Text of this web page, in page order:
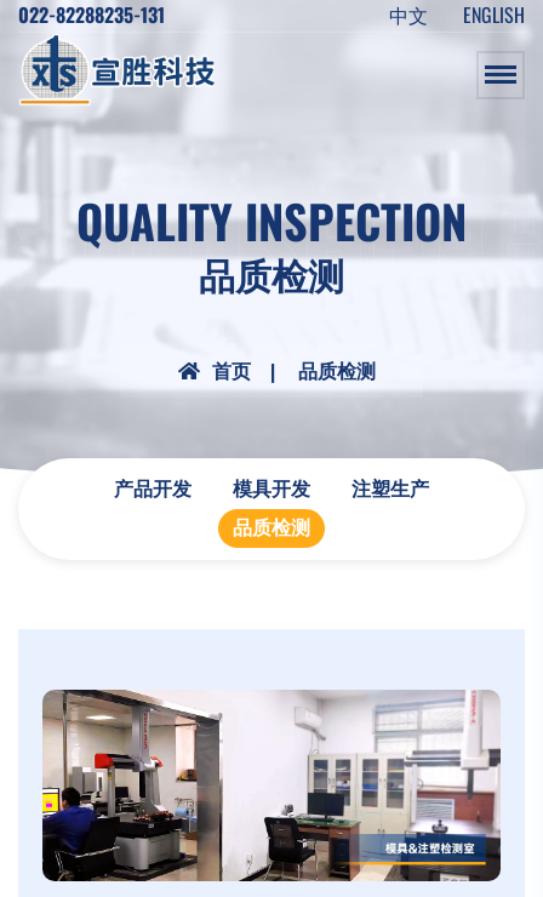
022-82288235-131 中文 ENGLISH
QUALITY INSPECTION
品质检测
首页 品质检测
XUANSHENG
产品开发 模具开发
注塑生产
品质检测